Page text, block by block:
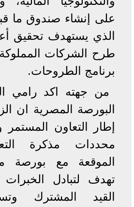
على إنشاء صندوق ما
الذي يستهدف تحقيق
طرح الشركات
برنامج الطروحات.
من جهته اكد رامي
البورصة المصرية ان
إطار التعاون
محددات مذكرة
الموقعة مع بورصة
تهدف لتبادل
القيد المشترك